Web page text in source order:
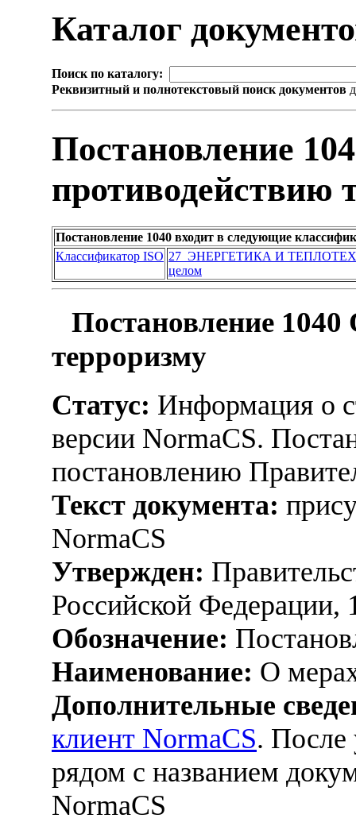
Каталог
Поиск по каталогу:
Реквизитный и полнотекстовый поиск документов
Постановление
противодействию
Постановление 1040 входит в следующие
Классификатор ISO 27 ЭНЕРГЕТИКА И
целом
Постановление
терроризму
Статус: Информация о
версии NormaCS.
постановлению
Текст документа:
NormaCS
Утвержден:
Российской Федерации,
Обозначение:
Наименование: О
Дополнительные
клиент NormaCS. После
рядом с названием
NormaCS